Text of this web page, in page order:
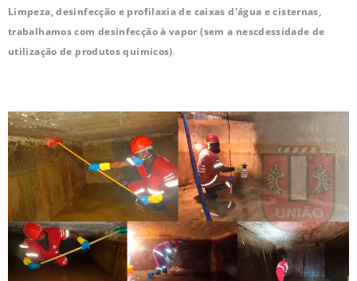
Limpeza, desinfecção e profilaxia de caixas d'água e cisternas,
trabalhamos com desinfecção à vapor (sem a nescdessidade de
utilização de produtos químicos).